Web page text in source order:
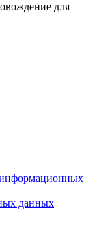
для
информационных
данных